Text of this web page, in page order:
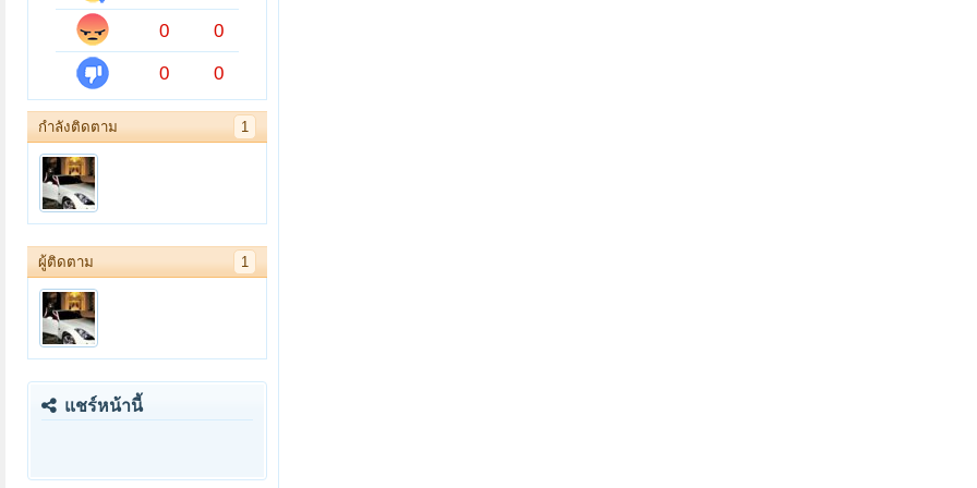
0
0
0
0
กำลังติดตาม 1
ผู้ติดตาม 1
แชร์หน้านี้